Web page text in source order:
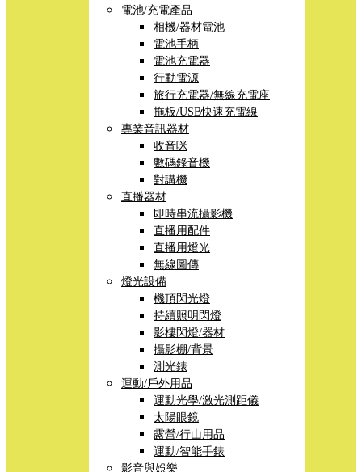
電池/充電產品
相機/器材電池
電池手柄
電池充電器
行動電源
旅行充電器/無線充電座
拖板/USB快速充電線
專業音訊器材
收音咪
數碼錄音機
對講機
直播器材
即時串流攝影機
直播用配件
直播用燈光
無線圖傳
燈光設備
機頂閃光燈
持續照明閃燈
影樓閃燈/器材
攝影棚/背景
測光錶
運動/戶外用品
運動光學/激光測距儀
太陽眼鏡
露營/行山用品
運動/智能手錶
影音與娛樂